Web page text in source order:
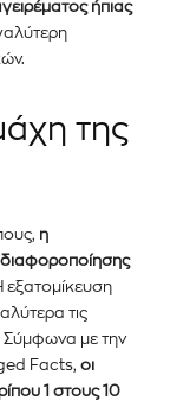
ήπιας
της
η
διαφοροποίησης
εξατομίκευση
τις
Σύμφωνα με την
Facts, οι
1 στους 10